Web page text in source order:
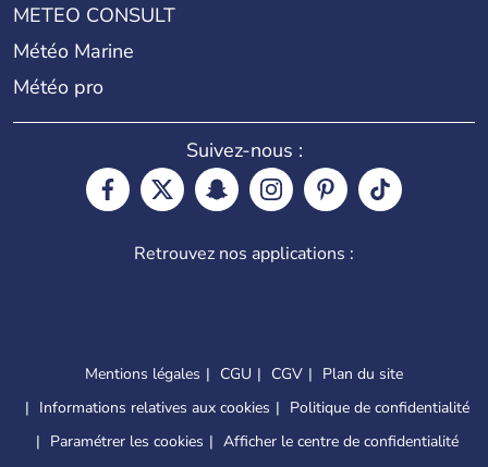
METEO CONSULT
Météo Marine
Météo pro
Suivez-nous :
Retrouvez nos applications :
Mentions légales CGU CGV
Plan du site
Informations relatives aux cookies
Politique de confidentialité
Paramétrer les cookies
Afficher le centre de confidentialité